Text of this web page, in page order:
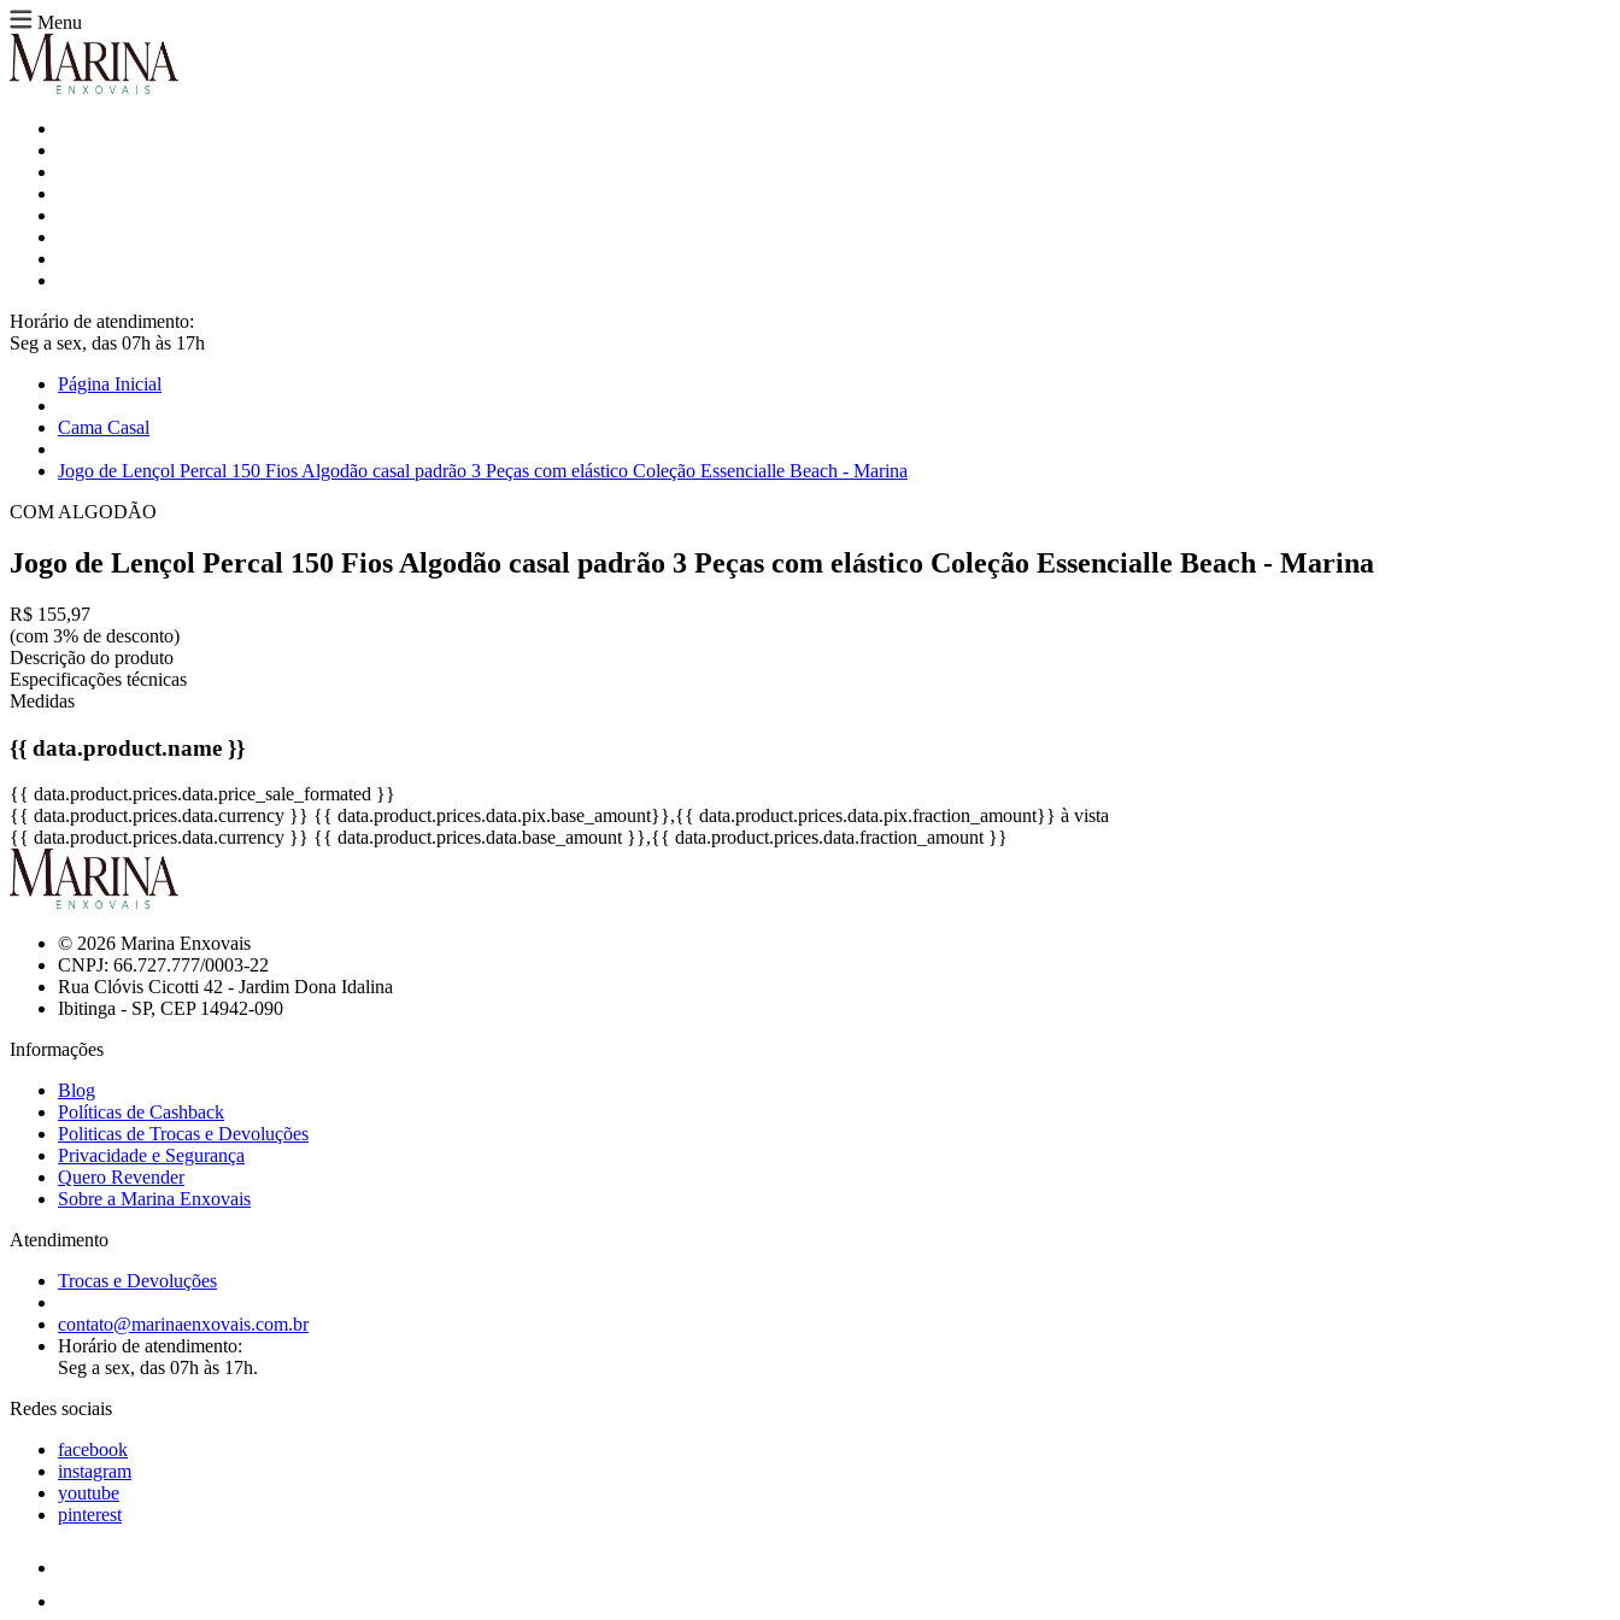
Menu
Horário de atendimento:
Seg a sex, das 07h às 17h
Página Inicial
Cama Casal
Jogo de Lençol Percal 150 Fios Algodão casal padrão 3 Peças com elástico Coleção Essencialle Beach - Marina
COM ALGODÃO
Jogo de Lençol Percal 150 Fios Algodão casal padrão 3 Peças com elástico Coleção Essencialle Beach - Marina
R$ 155,97
(com 3% de desconto)
Descrição do produto
Especificações técnicas
Medidas
{{ data.product.name }}
{{ data.product.prices.data.price_sale_formated }}
{{ data.product.prices.data.currency }} {{ data.product.prices.data.pix.base_amount}},{{ data.product.prices.data.pix.fraction_amount}} à vista
{{ data.product.prices.data.currency }} {{ data.product.prices.data.base_amount }},{{ data.product.prices.data.fraction_amount }}
© 2026 Marina Enxovais
CNPJ: 66.727.777/0003-22
Rua Clóvis Cicotti 42 - Jardim Dona Idalina
Ibitinga - SP, CEP 14942-090
Informações
Blog
Políticas de Cashback
Politicas de Trocas e Devoluções
Privacidade e Segurança
Quero Revender
Sobre a Marina Enxovais
Atendimento
Trocas e Devoluções
contato@marinaenxovais.com.br
Horário de atendimento:
Seg a sex, das 07h às 17h.
Redes sociais
facebook
instagram
youtube
pinterest